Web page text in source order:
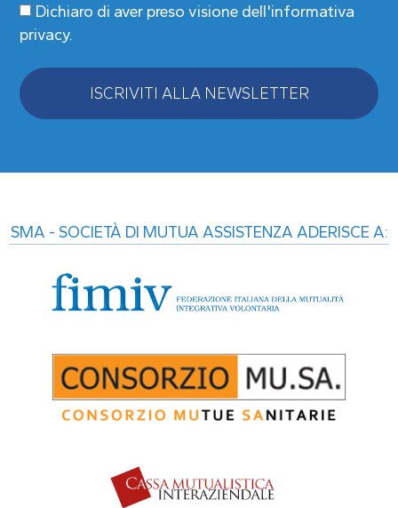
Dichiaro di aver preso visione dell'informativa
privacy.
ISCRIVITI ALLA NEWSLETTER
SMA - SOCIETÀ DI MUTUA ASSISTENZA ADERISCE A: